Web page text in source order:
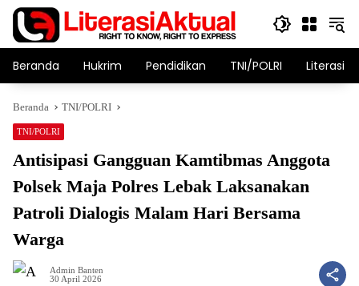
Langsung
konten
Beranda Hukrim Pendidikan TNI/POLRI Literasi
Beranda TNI/POLRI
TNI/POLRI
Antisipasi Gangguan Kamtibmas Anggota
Polsek Maja Polres Lebak Laksanakan
Patroli Dialogis Malam Hari Bersama
Warga
Admin Banten
30 April 2026